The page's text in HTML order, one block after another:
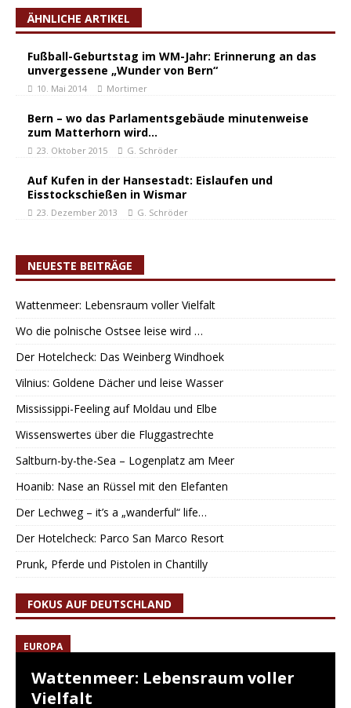
ÄHNLICHE ARTIKEL
Fußball-Geburtstag im WM-Jahr: Erinnerung an das
unvergessene „Wunder von Bern“
10. Mai 2014 Mortimer
Bern – wo das Parlamentsgebäude minutenweise
zum Matterhorn wird…
23. Oktober 2015 G. Schröder
Auf Kufen in der Hansestadt: Eislaufen und
Eisstockschießen in Wismar
23. Dezember 2013 G. Schröder
NEUESTE BEITRÄGE
Wattenmeer: Lebensraum voller Vielfalt
Wo die polnische Ostsee leise wird …
Der Hotelcheck: Das Weinberg Windhoek
Vilnius: Goldene Dächer und leise Wasser
Mississippi-Feeling auf Moldau und Elbe
Wissenswertes über die Fluggastrechte
Saltburn-by-the-Sea – Logenplatz am Meer
Hoanib: Nase an Rüssel mit den Elefanten
Der Lechweg – it’s a „wanderful“ life…
Der Hotelcheck: Parco San Marco Resort
Prunk, Pferde und Pistolen in Chantilly
FOKUS AUF DEUTSCHLAND
EUROPA
Wattenmeer: Lebensraum voller
Vielfalt